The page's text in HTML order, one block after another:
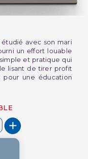
avec son mari
un effort louable
et pratique qui
lisant de tirer profit
une éducation